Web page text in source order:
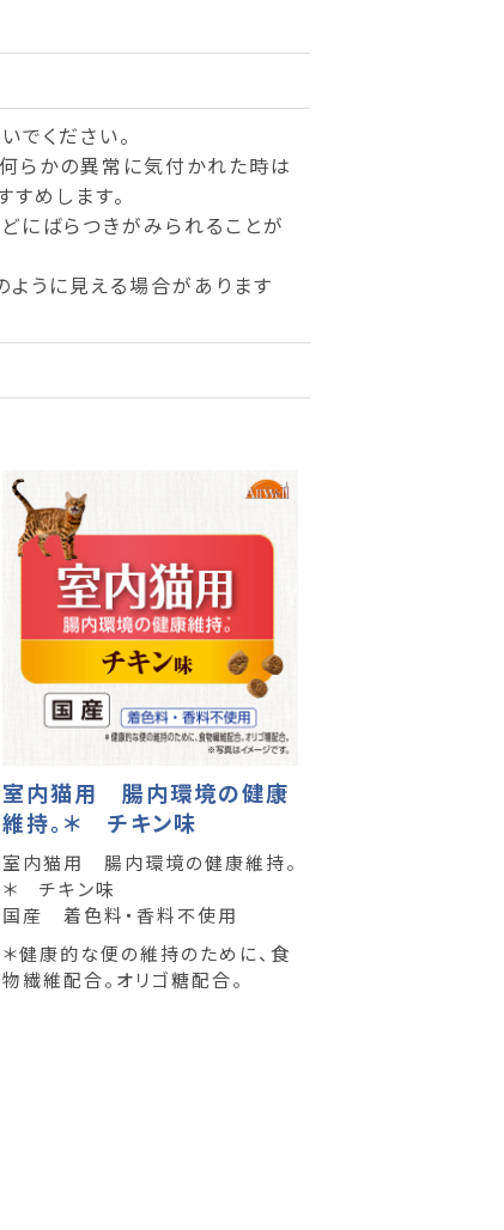
ください。
らかの異常に気付かれた時は
めします。
にばらつきがみられることが
うに見える場合があります
室内猫用 腸内環境の健康
維持。＊ チキン味
室内猫用 腸内環境の健康維持。
＊ チキン味
国産 着色料・香料不使用
＊健康的な便の維持のために、食
物繊維配合。オリゴ糖配合。